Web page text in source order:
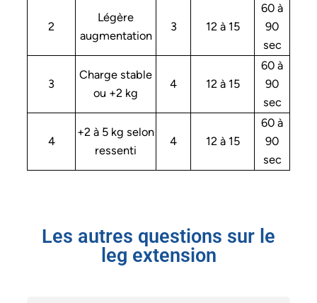
2
Légère
augmentation
3 12 à 15
60 à
90
sec
3
Charge stable
ou +2 kg
4 12 à 15
60 à
90
sec
4
+2 à 5 kg selon
ressenti
4 12 à 15
60 à
90
sec
Les autres questions sur le
leg extension